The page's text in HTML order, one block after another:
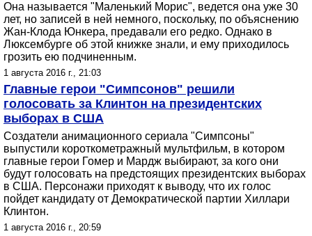
Она называется "Маленький Морис", ведется она уже 30
лет, но записей в ней немного, поскольку, по объяснению
Жан-Клода Юнкера, предавали его редко. Однако в
Люксембурге об этой книжке знали, и ему приходилось
грозить ею подчиненным.
1 августа 2016 г., 21:03
Главные герои "Симпсонов" решили
голосовать за Клинтон на президентских
выборах в США
Создатели анимационного сериала "Симпсоны"
выпустили короткометражный мультфильм, в котором
главные герои Гомер и Мардж выбирают, за кого они
будут голосовать на предстоящих президентских выборах
в США. Персонажи приходят к выводу, что их голос
пойдет кандидату от Демократической партии Хиллари
Клинтон.
1 августа 2016 г., 20:59